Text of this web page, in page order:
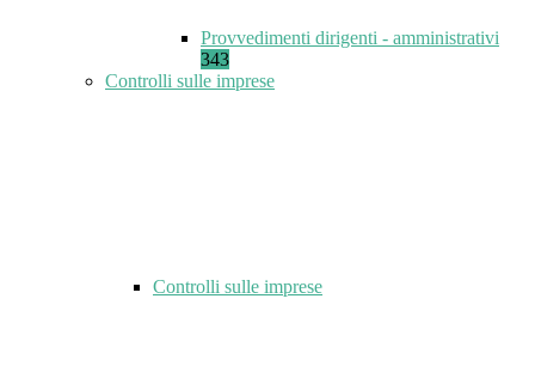
Provvedimenti dirigenti - amministrativi
343
Controlli sulle imprese
Controlli sulle imprese